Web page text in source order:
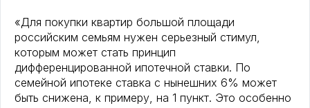
«Для покупки квартир большой площади
российским семьям нужен серьезный стимул,
которым может стать принцип
дифференцированной ипотечной ставки. По
семейной ипотеке ставка с нынешних 6% может
быть снижена, к примеру, на 1 пункт. Это особенно